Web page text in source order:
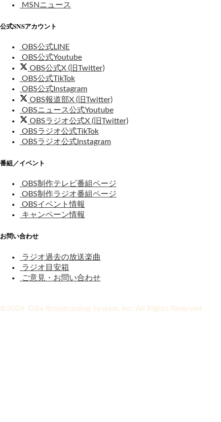
MSNニュース
公式SNSアカウント
OBS公式LINE
OBS公式Youtube
OBS公式X (旧Twitter)
OBS公式TikTok
OBS公式Instagram
OBS報道部X (旧Twitter)
OBSニュース公式Youtube
OBSラジオ公式X (旧Twitter)
OBSラジオ公式TikTok
OBSラジオ公式Instagram
番組／イベント
OBS制作テレビ番組ページ
OBS制作ラジオ番組ページ
OBSイベント情報
キャンペーン情報
お問い合わせ
ラジオ過去の放送楽曲
ラジオ目安箱
ご意見・お問い合わせ
©2026 Oita Broadcasting System, Inc. All Rights Reserved.